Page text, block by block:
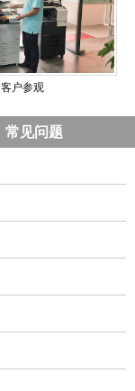
客户参观
常见问题